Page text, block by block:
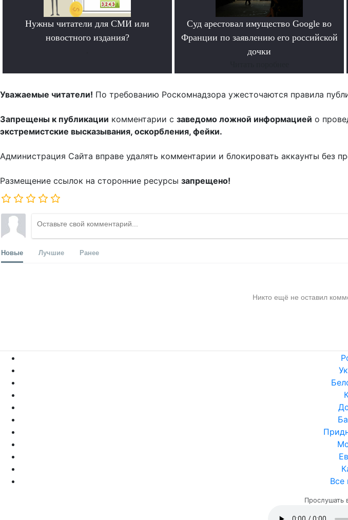
Нужны читатели для СМИ или
новостного издания?
Суд арестовал имущество Google во
Франции по заявлению его российской
дочки
Уважаемые читатели! По требованию Роскомнадзора ужесточаются правила
Запрещены к публикации комментарии с заведомо ложной информацией о
экстремистские высказывания, оскорбления, фейки.
Администрация Сайта вправе удалять комментарии и блокировать аккаунты без
Размещение ссылок на сторонние ресурсы запрещено!
Новые Лучшие Ранее
Никто ещё не оставил
Все
Прослушать